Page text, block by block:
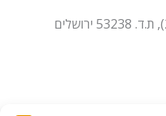
פייר קניג 37 (פועלי צדק 2), ת.ד. 53238 ירושלים